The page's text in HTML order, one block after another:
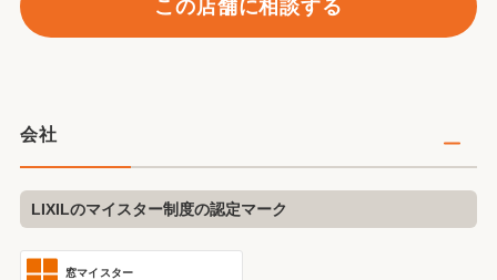
この店舗に相談する
会社
LIXILのマイスター制度の認定マーク
窓マイスター